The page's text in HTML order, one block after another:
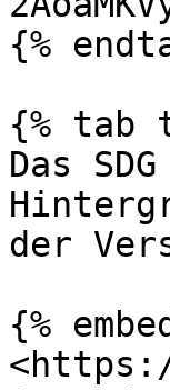
{%
{% tab
Das
der
{%